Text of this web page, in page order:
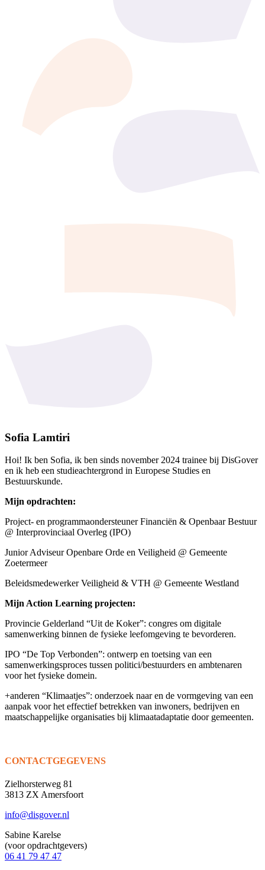
Sofia Lamtiri
Hoi! Ik ben Sofia, ik ben sinds november 2024 trainee bij DisGover
en ik heb een studieachtergrond in Europese Studies en
Bestuurskunde.
Mijn opdrachten:
Project- en programmaondersteuner Financiën & Openbaar Bestuur
@ Interprovinciaal Overleg (IPO)
Junior Adviseur Openbare Orde en Veiligheid @ Gemeente
Zoetermeer
Beleidsmedewerker Veiligheid & VTH @ Gemeente Westland
Mijn Action Learning projecten:
Provincie Gelderland “Uit de Koker”: congres om digitale
samenwerking binnen de fysieke leefomgeving te bevorderen.
IPO “De Top Verbonden”: ontwerp en toetsing van een
samenwerkingsproces tussen politici/bestuurders en ambtenaren
voor het fysieke domein.
+anderen “Klimaatjes”: onderzoek naar en de vormgeving van een
aanpak voor het effectief betrekken van inwoners, bedrijven en
maatschappelijke organisaties bij klimaatadaptatie door gemeenten.
CONTACTGEGEVENS
Zielhorsterweg 81
3813 ZX Amersfoort
info@disgover.nl
Sabine Karelse
(voor opdrachtgevers)
06 41 79 47 47